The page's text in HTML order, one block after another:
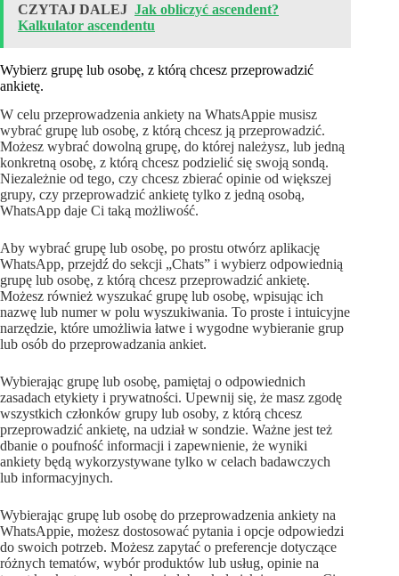
CZYTAJ DALEJ Jak obliczyć ascendent?
Kalkulator ascendentu
Wybierz grupę lub osobę, z którą chcesz przeprowadzić
ankietę.
W celu przeprowadzenia ankiety na WhatsAppie musisz
wybrać grupę lub osobę, z którą chcesz ją przeprowadzić.
Możesz wybrać dowolną grupę, do której należysz, lub jedną
konkretną osobę, z którą chcesz podzielić się swoją sondą.
Niezależnie od tego, czy chcesz zbierać opinie od większej
grupy, czy przeprowadzić ankietę tylko z jedną osobą,
WhatsApp daje Ci taką możliwość.
Aby wybrać grupę lub osobę, po prostu otwórz aplikację
WhatsApp, przejdź do sekcji „Chats” i wybierz odpowiednią
grupę lub osobę, z którą chcesz przeprowadzić ankietę.
Możesz również wyszukać grupę lub osobę, wpisując ich
nazwę lub numer w polu wyszukiwania. To proste i intuicyjne
narzędzie, które umożliwia łatwe i wygodne wybieranie grup
lub osób do przeprowadzania ankiet.
Wybierając grupę lub osobę, pamiętaj o odpowiednich
zasadach etykiety i prywatności. Upewnij się, że masz zgodę
wszystkich członków grupy lub osoby, z którą chcesz
przeprowadzić ankietę, na udział w sondzie. Ważne jest też
dbanie o poufność informacji i zapewnienie, że wyniki
ankiety będą wykorzystywane tylko w celach badawczych
lub informacyjnych.
Wybierając grupę lub osobę do przeprowadzenia ankiety na
WhatsAppie, możesz dostosować pytania i opcje odpowiedzi
do swoich potrzeb. Możesz zapytać o preferencje dotyczące
różnych tematów, wybór produktów lub usług, opinie na